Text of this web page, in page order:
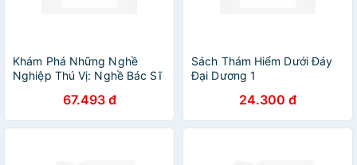
Khám Phá Những Nghề
Nghiệp Thú Vị: Nghề Bác Sĩ
Người Khác67.493 đ
Sách Thám Hiểm Dưới Đáy
Đại Dương 1
24.300 đ